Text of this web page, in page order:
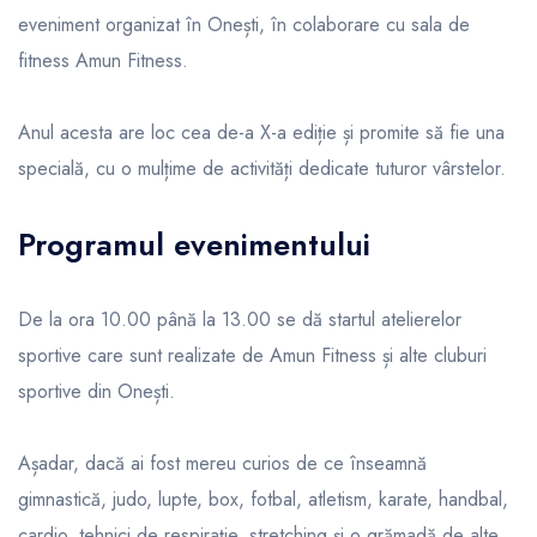
eveniment organizat în Onești, în colaborare cu sala de
fitness Amun Fitness.
Anul acesta are loc cea de-a X-a ediție și promite să fie una
specială, cu o mulțime de activități dedicate tuturor vârstelor.
Programul evenimentului
De la ora 10.00 până la 13.00 se dă startul atelierelor
sportive care sunt realizate de Amun Fitness și alte cluburi
sportive din Onești.
Așadar, dacă ai fost mereu curios de ce înseamnă
gimnastică, judo, lupte, box, fotbal, atletism, karate, handbal,